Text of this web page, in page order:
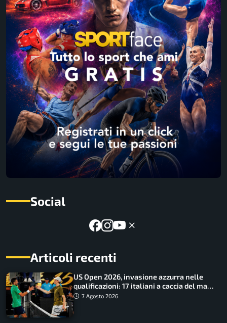
Social
Articoli recenti
US Open 2026, invasione azzurra nelle
qualificazioni: 17 italiani a caccia del main
draw7 Agosto 2026